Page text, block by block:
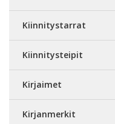
Kiinnitystarrat
Kiinnitysteipit
Kirjaimet
Kirjanmerkit